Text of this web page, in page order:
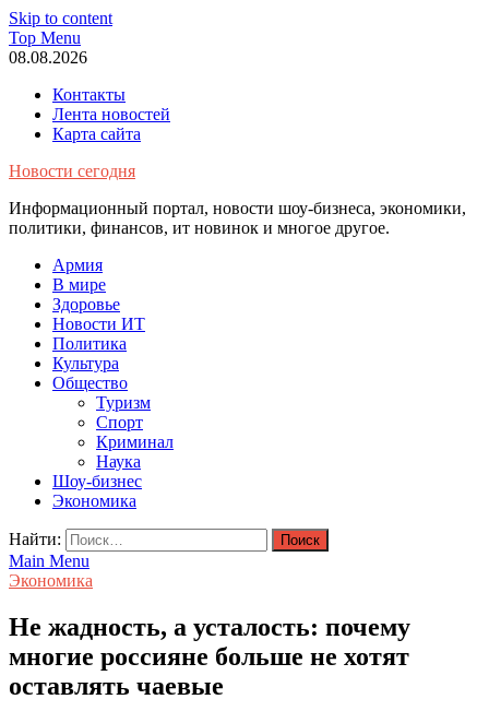
Skip to content
Top Menu
08.08.2026
Контакты
Лента новостей
Карта сайта
Новости сегодня
Информационный портал, новости шоу-бизнеса, экономики,
политики, финансов, ит новинок и многое другое.
Армия
В мире
Здоровье
Новости ИТ
Политика
Культура
Общество
Туризм
Спорт
Криминал
Наука
Шоу-бизнес
Экономика
Найти:
Main Menu
Экономика
Не жадность, а усталость: почему
многие россияне больше не хотят
оставлять чаевые